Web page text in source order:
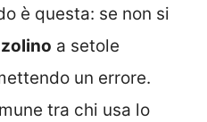
è questa: se non si
a setole
un errore.
tra chi usa lo